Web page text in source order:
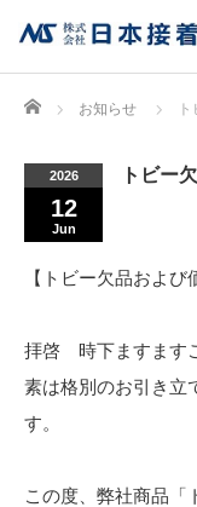
Home お知らせ
2026
12
Jun
トビー
【トビー欠品および
拝啓 時下ますます
素は格別のお引き立
す。
この度、弊社商品「